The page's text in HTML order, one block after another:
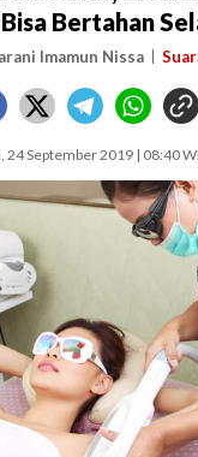
Bertahan
Imamun Nissa
24 September 2019 | 08:40